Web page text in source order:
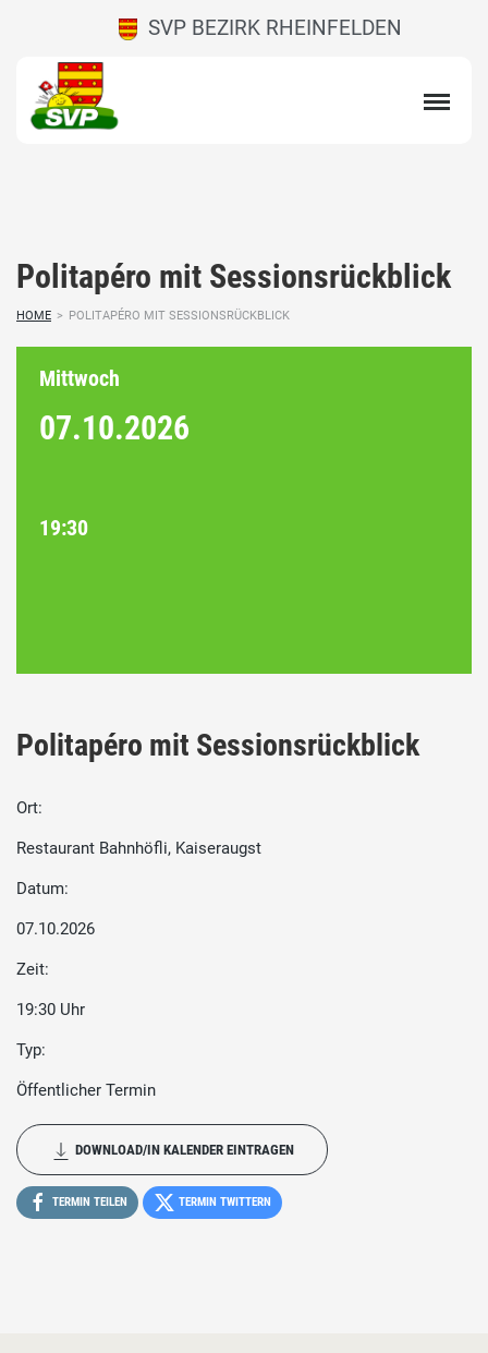
SVP BEZIRK RHEINFELDEN
Politapéro mit Sessionsrückblick
HOME > POLITAPÉRO MIT SESSIONSRÜCKBLICK
Mittwoch
07.10.2026
19:30
Politapéro mit Sessionsrückblick
Ort:
Restaurant Bahnhöfli, Kaiseraugst
Datum:
07.10.2026
Zeit:
19:30 Uhr
Typ:
Öffentlicher Termin
DOWNLOAD/IN KALENDER EINTRAGEN
TERMIN TEILEN TERMIN TWITTERN